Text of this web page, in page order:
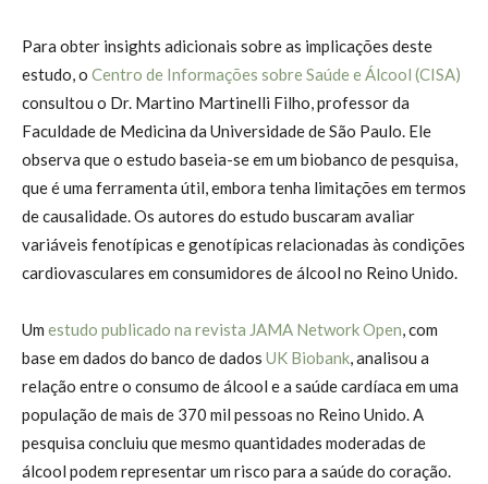
Para obter insights adicionais sobre as implicações deste
estudo, o Centro de Informações sobre Saúde e Álcool (CISA)
consultou o Dr. Martino Martinelli Filho, professor da
Faculdade de Medicina da Universidade de São Paulo. Ele
observa que o estudo baseia-se em um biobanco de pesquisa,
que é uma ferramenta útil, embora tenha limitações em termos
de causalidade. Os autores do estudo buscaram avaliar
variáveis fenotípicas e genotípicas relacionadas às condições
cardiovasculares em consumidores de álcool no Reino Unido.
Um estudo publicado na revista JAMA Network Open , com
base em dados do banco de dados UK Biobank , analisou a
relação entre o consumo de álcool e a saúde cardíaca em uma
população de mais de 370 mil pessoas no Reino Unido. A
pesquisa concluiu que mesmo quantidades moderadas de
álcool podem representar um risco para a saúde do coração.